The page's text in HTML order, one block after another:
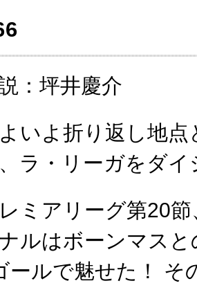
：坪井慶介
いよ折り返し地
ラ・リーガをダ
ミアリーグ第20
ルはボーンマス
ールで魅せた！ そ